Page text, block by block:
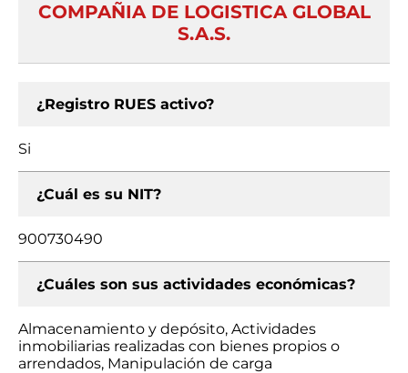
COMPAÑIA DE LOGISTICA GLOBAL
S.A.S.
¿Registro RUES activo?
Si
¿Cuál es su NIT?
900730490
¿Cuáles son sus actividades económicas?
Almacenamiento y depósito, Actividades
inmobiliarias realizadas con bienes propios o
arrendados, Manipulación de carga